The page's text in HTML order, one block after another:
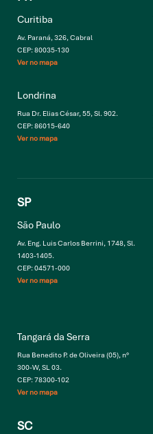
Curitiba
Av. Paraná, 326, Cabral
CEP: 80035-130
Ver no mapa
Londrina
Rua Dr. Elias César, 55, Sl. 902.
CEP: 86015-640
Ver no mapa
SP
São Paulo
Av. Eng. Luis Carlos Berrini, 1748, Sl.
1403-1405.
CEP: 04571-000
Ver no mapa
Tangará da Serra
Rua Benedito P. de Oliveira (05), n°
300-W, SL 03.
CEP: 78300-102
Ver no mapa
SC